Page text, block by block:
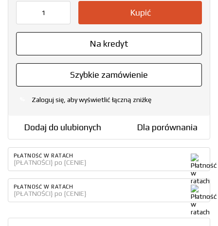
Kupić
Na kredyt
Szybkie zamówienie
Zaloguj się, aby wyświetlić łączną zniżkę
Dodaj do ulubionych Dla porównania
PŁATNOŚĆ W RATACH
{PŁATNOŚCI} po {CENIE}
PŁATNOŚĆ W RATACH
{PŁATNOŚCI} po {CENIE}